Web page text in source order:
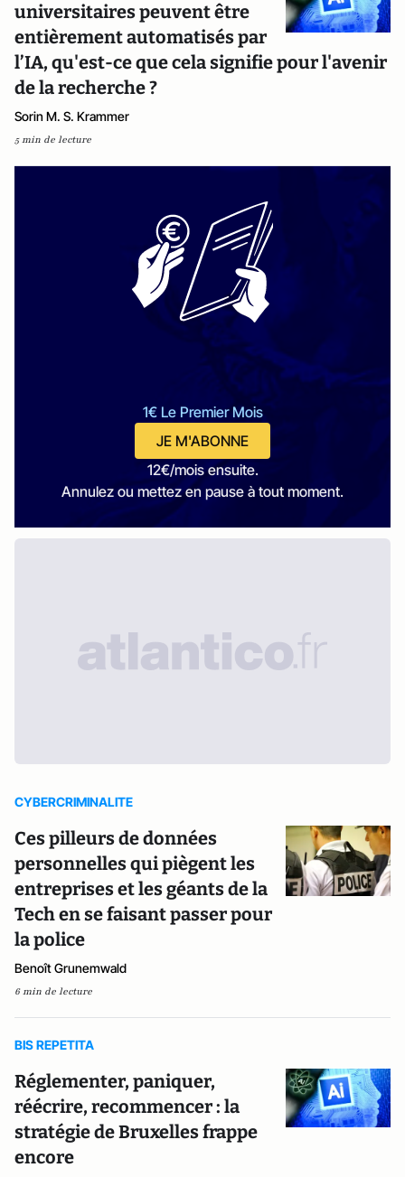
universitaires peuvent être
entièrement automatisés par
l’IA, qu'est-ce que cela signifie pour l'avenir
de la recherche ?
Sorin M. S. Krammer
5 min de lecture
1€ Le Premier Mois
JE M'ABONNE
12€/mois ensuite.
Annulez ou mettez en pause à tout moment.
CYBERCRIMINALITE
Ces pilleurs de données
personnelles qui piègent les
entreprises et les géants de la
Tech en se faisant passer pour
la police
Benoît Grunemwald
6 min de lecture
BIS REPETITA
Réglementer, paniquer,
réécrire, recommencer : la
stratégie de Bruxelles frappe
encore